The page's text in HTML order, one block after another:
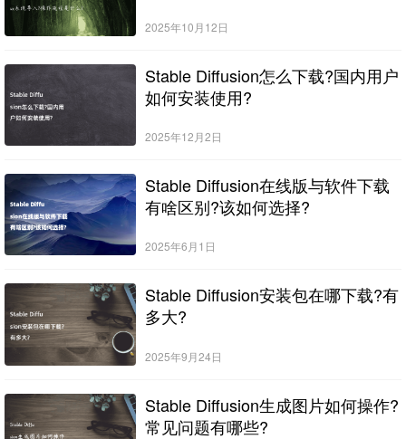
2025年10月12日
Stable Diffusion怎么下载?国内用户
如何安装使用?
2025年12月2日
Stable Diffusion在线版与软件下载
有啥区别?该如何选择?
2025年6月1日
Stable Diffusion安装包在哪下载?有
多大?
2025年9月24日
Stable Diffusion生成图片如何操作?
常见问题有哪些?